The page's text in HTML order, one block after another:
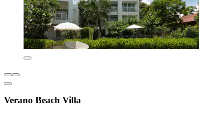
Verano Beach Villa